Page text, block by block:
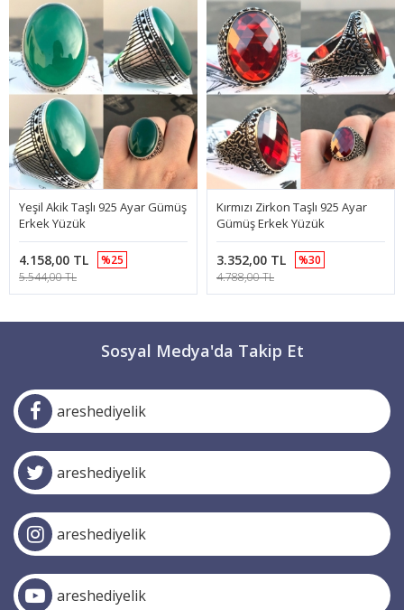
Yeşil Akik Taşlı 925 Ayar Gümüş
Erkek Yüzük
4.158,00 TL
%25
5.544,00 TL
Kırmızı Zirkon Taşlı 925 Ayar
Gümüş Erkek Yüzük
3.352,00 TL
%30
4.788,00 TL
Sosyal Medya'da Takip Et
areshediyelik
areshediyelik
areshediyelik
areshediyelik